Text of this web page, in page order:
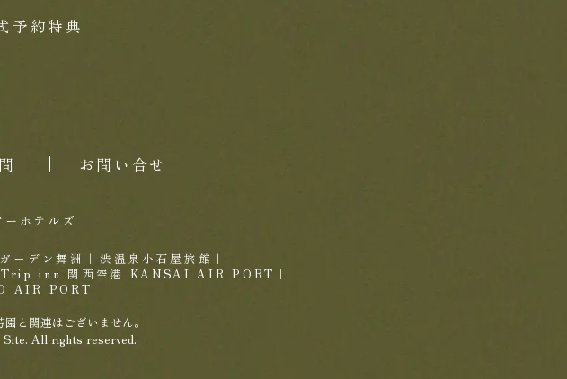
予約特典
お問い合せ
ホテルズ
ーデン舞洲 ｜ 渋温泉小石屋旅館 ｜
Trip inn 関西空港 KANSAI AIR PORT ｜
AIR PORT
と関連はございません。
Site. All rights reserved.